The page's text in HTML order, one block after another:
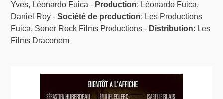
Yves, Léonardo Fuica - Production: Léonardo Fuica,
Daniel Roy -Société de production: Les Productions
Fuica, Soner Rock Films Productions - Distribution: Les
Films Draconem